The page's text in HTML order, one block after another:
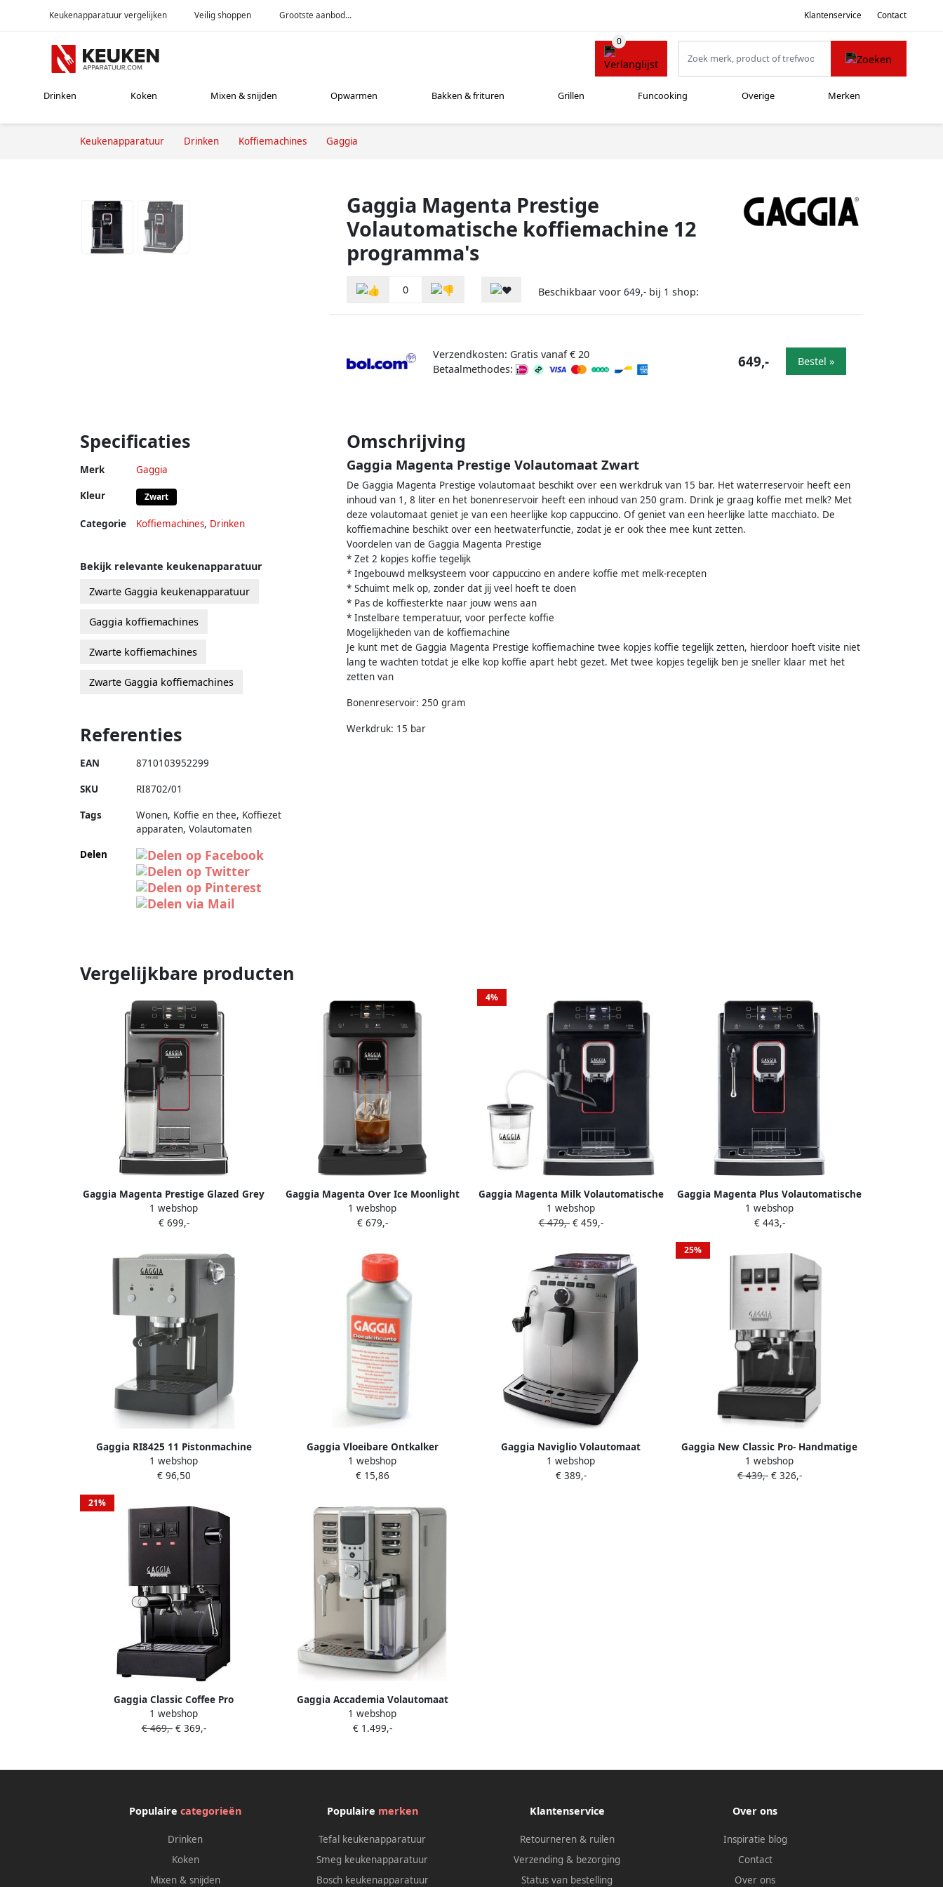
Keukenapparatuur vergelijken Veilig shoppen Grootste aanbod... Klantenservice Contact
Drinken Koken Mixen & snijden Opwarmen Bakken & frituren Grillen Funcooking Overige Merken
Keukenapparatuur Drinken Koffiemachines Gaggia
Gaggia Magenta Prestige
Volautomatische koffiemachine 12
programma's
0 Beschikbaar voor 649,- bij 1 shop:
Verzendkosten: Gratis vanaf € 20
Betaalmethodes:
649,- Bestel »
Specificaties
Merk Gaggia
Kleur Zwart
Categorie Koffiemachines, Drinken
Omschrijving
Gaggia Magenta Prestige Volautomaat Zwart
De Gaggia Magenta Prestige volautomaat beschikt over een werkdruk van 15 bar. Het waterreservoir heeft een
inhoud van 1, 8 liter en het bonenreservoir heeft een inhoud van 250 gram. Drink je graag koffie met melk? Met
deze volautomaat geniet je van een heerlijke kop cappuccino. Of geniet van een heerlijke latte macchiato. De
koffiemachine beschikt over een heetwaterfunctie, zodat je er ook thee mee kunt zetten.
Voordelen van de Gaggia Magenta Prestige
* Zet 2 kopjes koffie tegelijk
* Ingebouwd melksysteem voor cappuccino en andere koffie met melk-recepten
* Schuimt melk op, zonder dat jij veel hoeft te doen
* Pas de koffiesterkte naar jouw wens aan
* Instelbare temperatuur, voor perfecte koffie
Mogelijkheden van de koffiemachine
Je kunt met de Gaggia Magenta Prestige koffiemachine twee kopjes koffie tegelijk zetten, hierdoor hoeft visite niet
lang te wachten totdat je elke kop koffie apart hebt gezet. Met twee kopjes tegelijk ben je sneller klaar met het
zetten van
Bonenreservoir: 250 gram
Werkdruk: 15 bar
Bekijk relevante keukenapparatuur
Zwarte Gaggia keukenapparatuur
Gaggia koffiemachines
Zwarte koffiemachines
Zwarte Gaggia koffiemachines
Referenties
EAN 8710103952299
SKU RI8702/01
Tags
Wonen, Koffie en thee, Koffiezet
apparaten, Volautomaten
Delen
Vergelijkbare producten
Gaggia Magenta Prestige Glazed Grey
Volautomatische koffiemachine
1 webshop
€ 699,-
Gaggia Magenta Over Ice Moonlight
Grey Volautomatische koffiemachine
1 webshop
€ 679,-
4%
Gaggia Magenta Milk Volautomatische
koffiemachine
1 webshop
€ 479,-€ 459,-
Gaggia Magenta Plus Volautomatische
koffiemachine 15bar 5 programma's
1.8L waterreservoir Zwart
1 webshop
€ 443,-
Gaggia RI8425 11 Pistonmachine
1 webshop
€ 96,50
Gaggia Vloeibare Ontkalker
Espressomachines
1 webshop
€ 15,86
Gaggia Naviglio Volautomaat
Espressomachine Zilver
1 webshop
€ 389,-
25%
Gaggia New Classic Pro- Handmatige
Espressomachine
1 webshop
€ 439,-€ 326,-
21%
Gaggia Classic Coffee Pro
Espressomachine Thunder Black
1 webshop
€ 469,-€ 369,-
Gaggia Accademia Volautomaat
espressomachine Zilver
1 webshop
€ 1.499,-
Populairecategorieën
Drinken
Koken
Mixen & snijden
Populaire merken
Tefal keukenapparatuur
Smeg keukenapparatuur
Bosch keukenapparatuur
Klantenservice
Retourneren & ruilen
Verzending & bezorging
Status van bestelling
Over ons
Inspiratie blog
Contact
Over ons